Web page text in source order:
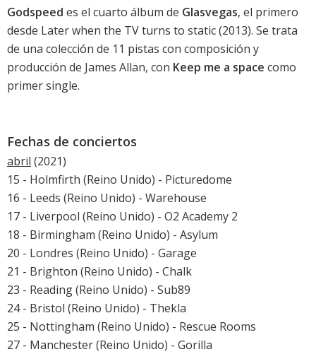
Godspeed es el cuarto álbum de Glasvegas, el primero
desde Later when the TV turns to static(2013). Se trata
de una colección de 11 pistas con composición y
producción de James Allan, con Keep me a space como
primer single.
Fechas de conciertos
abril (2021)
15 - Holmfirth (Reino Unido) - Picturedome
16 - Leeds (Reino Unido) - Warehouse
17 - Liverpool (Reino Unido) - O2 Academy 2
18 - Birmingham (Reino Unido) - Asylum
20 - Londres (Reino Unido) - Garage
21 - Brighton (Reino Unido) - Chalk
23 - Reading (Reino Unido) - Sub89
24 - Bristol (Reino Unido) - Thekla
25 - Nottingham (Reino Unido) - Rescue Rooms
27 - Manchester (Reino Unido) - Gorilla